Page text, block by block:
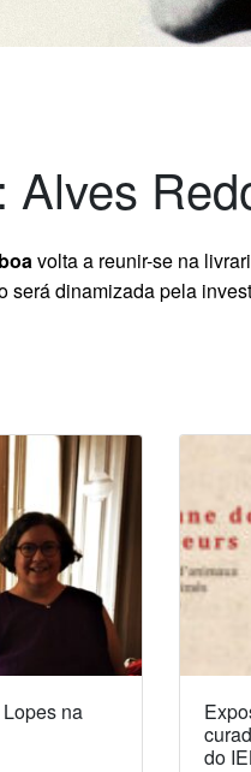
Alves
volta a reunir-se na
será dinamizada pela
na
do